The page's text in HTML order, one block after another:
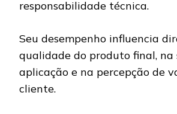
responsabilidade técnica.
Seu desempenho influencia
qualidade do produto final, na
aplicação e na percepção de
cliente.